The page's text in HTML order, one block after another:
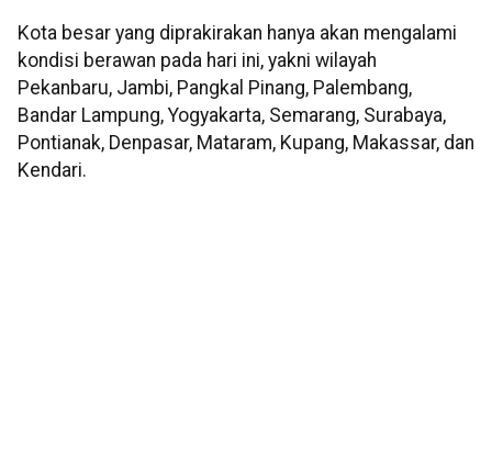
Kota besar yang diprakirakan hanya akan mengalami
kondisi berawan pada hari ini, yakni wilayah
Pekanbaru, Jambi, Pangkal Pinang, Palembang,
Bandar Lampung, Yogyakarta, Semarang, Surabaya,
Pontianak, Denpasar, Mataram, Kupang, Makassar, dan
Kendari.